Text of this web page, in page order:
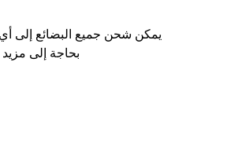
يمكن شحن جميع البضائع إلى
بحاجة إلى